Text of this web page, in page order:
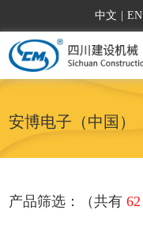
中文 EN
安博电子（中国）
产品筛选：（共有62